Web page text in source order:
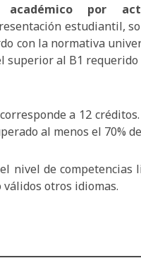
académico por
estudiantil,
con la normativa
superior al B1
corresponde a 12
al menos el 70%
nivel de
válidos otros idiomas.